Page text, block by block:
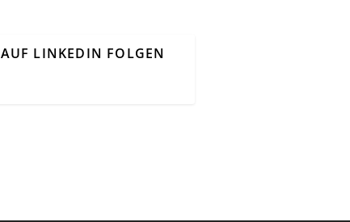
AUF LINKEDIN FOLGEN